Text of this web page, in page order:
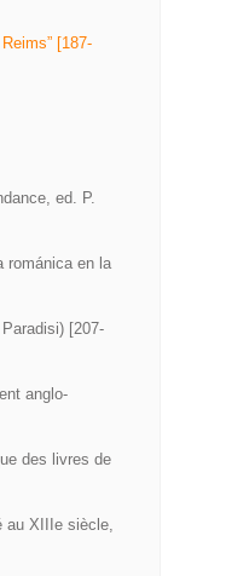
[187-
ed. P.
románica en la
[207-
anglo-
des livres de
au XIIIe siècle,